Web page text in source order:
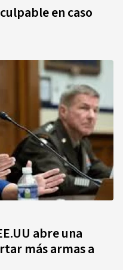
en caso
abre una
más armas a